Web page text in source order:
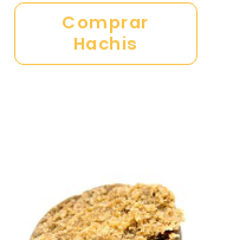
Comprar
Hachis